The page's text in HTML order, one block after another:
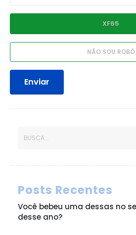
Enviar
Posts Recentes
Você bebeu uma dessas no
desse ano?